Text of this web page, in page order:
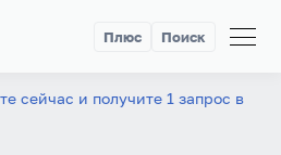
Плюс Поиск
сейчас и получите 1 запрос в